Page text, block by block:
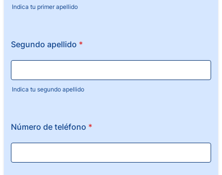
Indica tu primer apellido
Segundo apellido *
Indica tu segundo apellido
Número de teléfono *